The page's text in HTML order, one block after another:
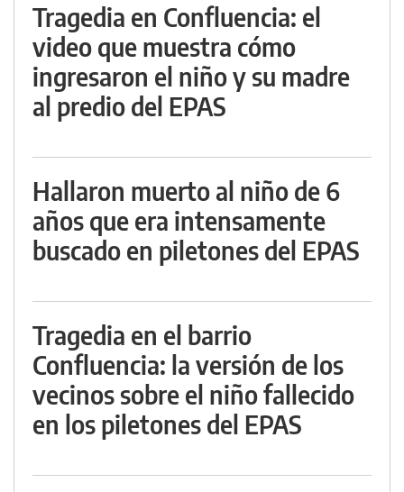
Tragedia en Confluencia: el
video que muestra cómo
ingresaron el niño y su madre
al predio del EPAS
Hallaron muerto al niño de 6
años que era intensamente
buscado en piletones del EPAS
Tragedia en el barrio
Confluencia: la versión de los
vecinos sobre el niño fallecido
en los piletones del EPAS